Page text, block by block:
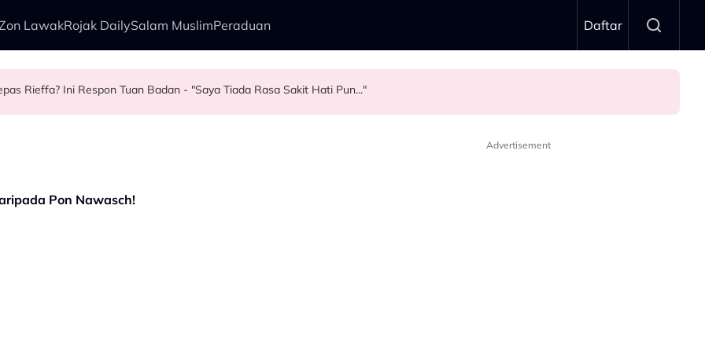
LawakRojak DailySalam MuslimPeraduan Daftar
Rieffa? Ini Respon Tuan Badan - "Saya Tiada Rasa Sakit Hati Pun..."
Rasa Bakal Suami Tak Setaraf
Syukur Boleh Solat Berdiri Selepas…
Pon Nawasch!
Advertisement